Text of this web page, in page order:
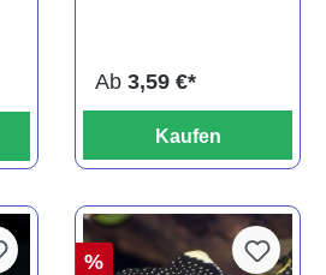
Ab 3,59 €*
Kaufen
%